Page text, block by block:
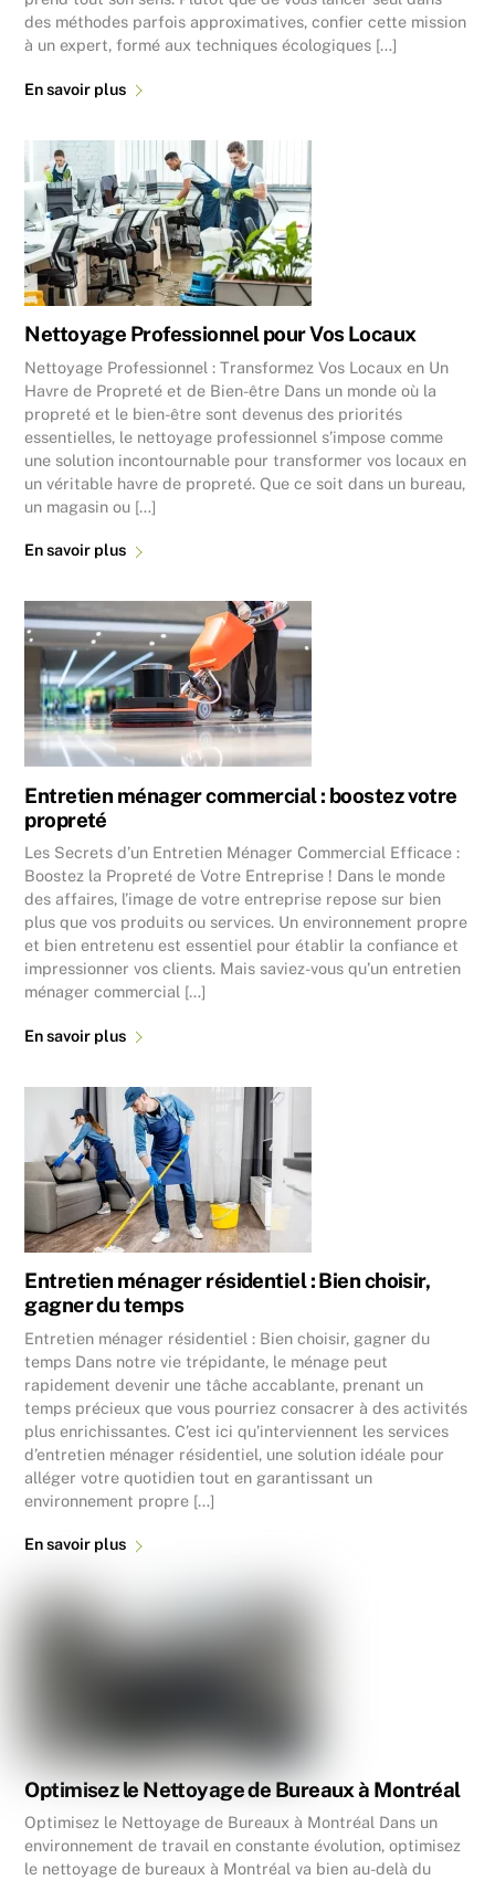
des méthodes parfois approximatives, confier cette mission
à un expert, formé aux techniques écologiques […]
En savoir plus
Nettoyage Professionnel pour Vos Locaux
Nettoyage Professionnel : Transformez Vos Locaux en Un
Havre de Propreté et de Bien-être Dans un monde où la
propreté et le bien-être sont devenus des priorités
essentielles, le nettoyage professionnel s’impose comme
une solution incontournable pour transformer vos locaux en
un véritable havre de propreté. Que ce soit dans un bureau,
un magasin ou […]
En savoir plus
Entretien ménager commercial : boostez votre
propreté
Les Secrets d’un Entretien Ménager Commercial Efficace :
Boostez la Propreté de Votre Entreprise ! Dans le monde
des affaires, l’image de votre entreprise repose sur bien
plus que vos produits ou services. Un environnement propre
et bien entretenu est essentiel pour établir la confiance et
impressionner vos clients. Mais saviez-vous qu’un entretien
ménager commercial […]
En savoir plus
Entretien ménager résidentiel : Bien choisir,
gagner du temps
Entretien ménager résidentiel : Bien choisir, gagner du
temps Dans notre vie trépidante, le ménage peut
rapidement devenir une tâche accablante, prenant un
temps précieux que vous pourriez consacrer à des activités
plus enrichissantes. C’est ici qu’interviennent les services
d’entretien ménager résidentiel, une solution idéale pour
alléger votre quotidien tout en garantissant un
environnement propre […]
En savoir plus
Optimisez le Nettoyage de Bureaux à Montréal
Optimisez le Nettoyage de Bureaux à Montréal Dans un
environnement de travail en constante évolution, optimisez
le nettoyage de bureaux à Montréal va bien au-delà du